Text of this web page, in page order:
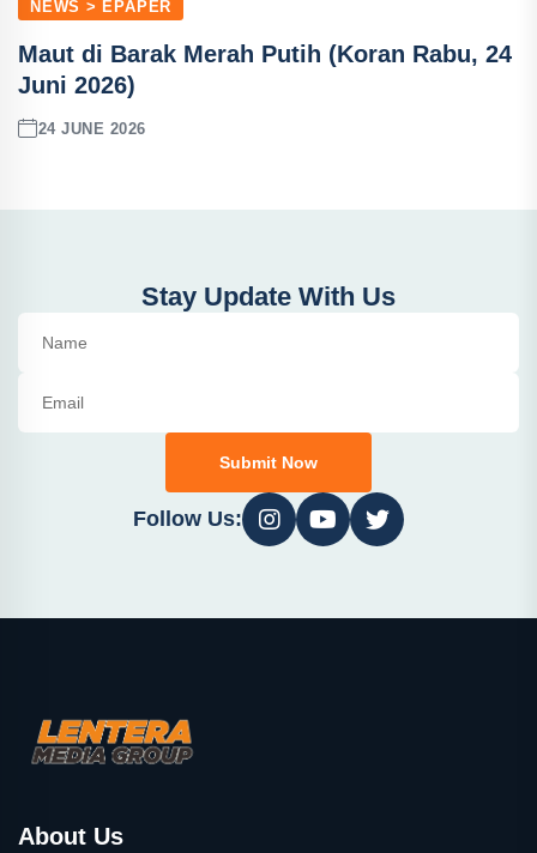
NEWS > EPAPER
Maut di Barak Merah Putih (Koran Rabu, 24
Juni 2026)
24 JUNE 2026
Stay Update With Us
Submit Now
Follow Us:
About Us